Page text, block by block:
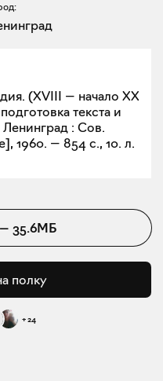
(XVIII — начало XX
текста и
: Сов.
1960. — 854 с., 10. л.
— 35.6МБ
полку
+24